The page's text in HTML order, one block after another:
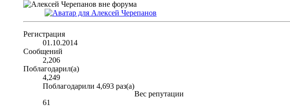
Регистрация
01.10.2014
Сообщений
2,206
Поблагодарил(а)
4,249
Поблагодарили 4,693 раз(а)
Вес репутации
61